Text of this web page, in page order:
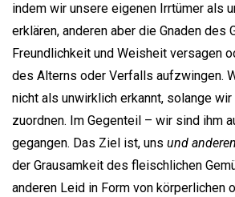
indem wir unsere eigenen Irrtümer als
erklären, anderen aber die Gnaden des
Freundlichkeit und Weisheit versagen
des Alterns oder Verfalls aufzwingen.
nicht als unwirklich erkannt, solange wir
zuordnen. Im Gegenteil – wir sind ihm
gegangen. Das Ziel ist, uns und anderen
der Grausamkeit des fleischlichen
anderen Leid in Form von körperlichen